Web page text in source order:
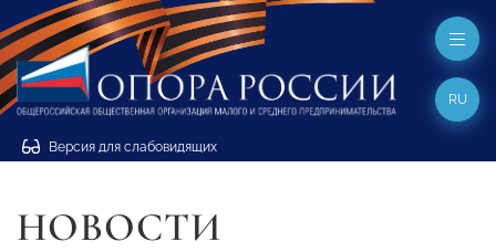
Версия для слабовидящих
RU
НОВОСТИ